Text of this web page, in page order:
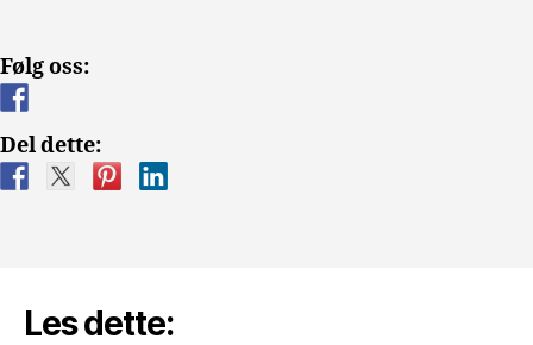
Følg oss:
Del dette:
Les dette: